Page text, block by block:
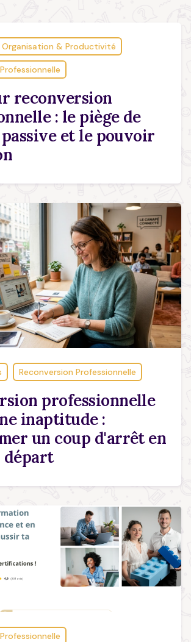
Organisation & Productivité
reconversion
: le piège de
passive et le pouvoir
Reconversion Professionnelle
professionnelle
inaptitude :
un coup d'arrêt en
départ